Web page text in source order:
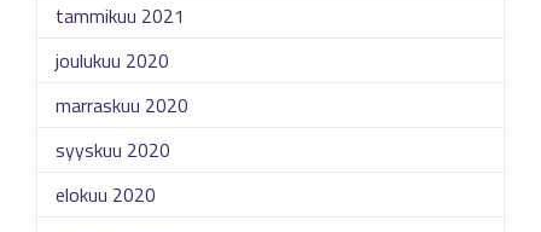
tammikuu 2021
joulukuu 2020
marraskuu 2020
syyskuu 2020
elokuu 2020